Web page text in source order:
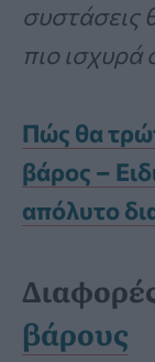
συστάσεις
πιο ισχυρά
Πώς θα
βάρος –
απόλυτο
βάρους